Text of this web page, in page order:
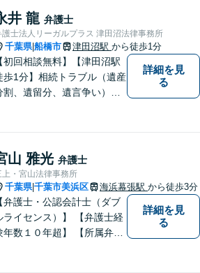
県船橋市の牧野法律事務所
お気軽にご相談下さい。
井 龍 弁護士
護士法人リーガルプラス 津田沼法律事務所
千葉県|船橋市 津田沼駅 から徒歩1分
【初回相談無料】【津田沼駅
歩1分】相続トラブル（遺産
割、遺留分、遺言争い）、
詳細を見
る
山 雅光 弁護士
上・宮山法律事務所
千葉県|千葉市美浜区 海浜幕張駅 から徒歩3分
【弁護士・公認会計士（ダブ
ライセンス）】 【弁護士経
年数１０年超】 【所属弁護
詳細を見
る